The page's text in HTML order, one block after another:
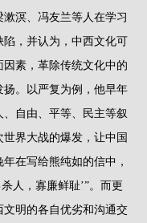
溟、冯友兰等人在学习
，并认为，中西文化可
素，革除传统文化中的
。以严复为例，他早年
自由、平等、民主等叙
界大战的爆发，让中国
在写给熊纯如的信中，
人，寡廉鲜耻’”。而更
明的各自优劣和沟通交